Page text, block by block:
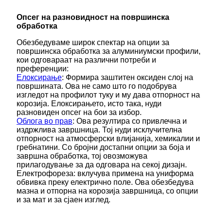
Опсег на разновидност на површинска
обработка
Обезбедуваме широк спектар на опции за
површинска обработка за алуминиумски профили,
кои одговараат на различни потреби и
преференции:
Елоксирање: Формира заштитен оксиден слој на
површината. Ова не само што го подобрува
изгледот на профилот туку и му дава отпорност на
корозија. Елоксирањето, исто така, нуди
разновиден опсег на бои за избор.
Облога во прав: Ова резултира со привлечна и
издржлива завршница. Тој нуди исклучителна
отпорност на атмосферски влијанија, хемикалии и
гребнатини. Со бројни достапни опции за боја и
завршна обработка, тој овозможува
прилагодување за да одговара на секој дизајн.
Електрофореза: вклучува примена на униформа
обвивка преку електрично поле. Ова обезбедува
мазна и отпорна на корозија завршница, со опции
и за мат и за сјаен изглед.